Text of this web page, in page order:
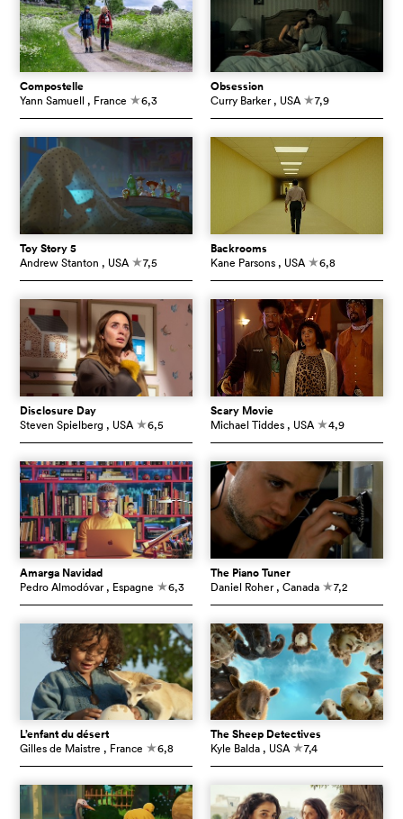
Compostelle
Yann Samuell , France c6,3
Obsession
Curry Barker , USA c7,9
Toy Story 5
Andrew Stanton , USA c7,5
Backrooms
Kane Parsons , USA c6,8
Disclosure Day
Steven Spielberg , USA c6,5
Scary Movie
Michael Tiddes , USA c4,9
Amarga Navidad
Pedro Almodóvar , Espagne c6,3
The Piano Tuner
Daniel Roher , Canada c7,2
L’enfant du désert
Gilles de Maistre , France c6,8
The Sheep Detectives
Kyle Balda , USA c7,4